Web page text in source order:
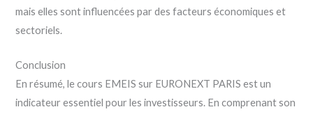
mais elles sont influencées par des facteurs économiques et
sectoriels.
Conclusion
En résumé, le cours EMEIS sur EURONEXT PARIS est un
indicateur essentiel pour les investisseurs. En comprenant son